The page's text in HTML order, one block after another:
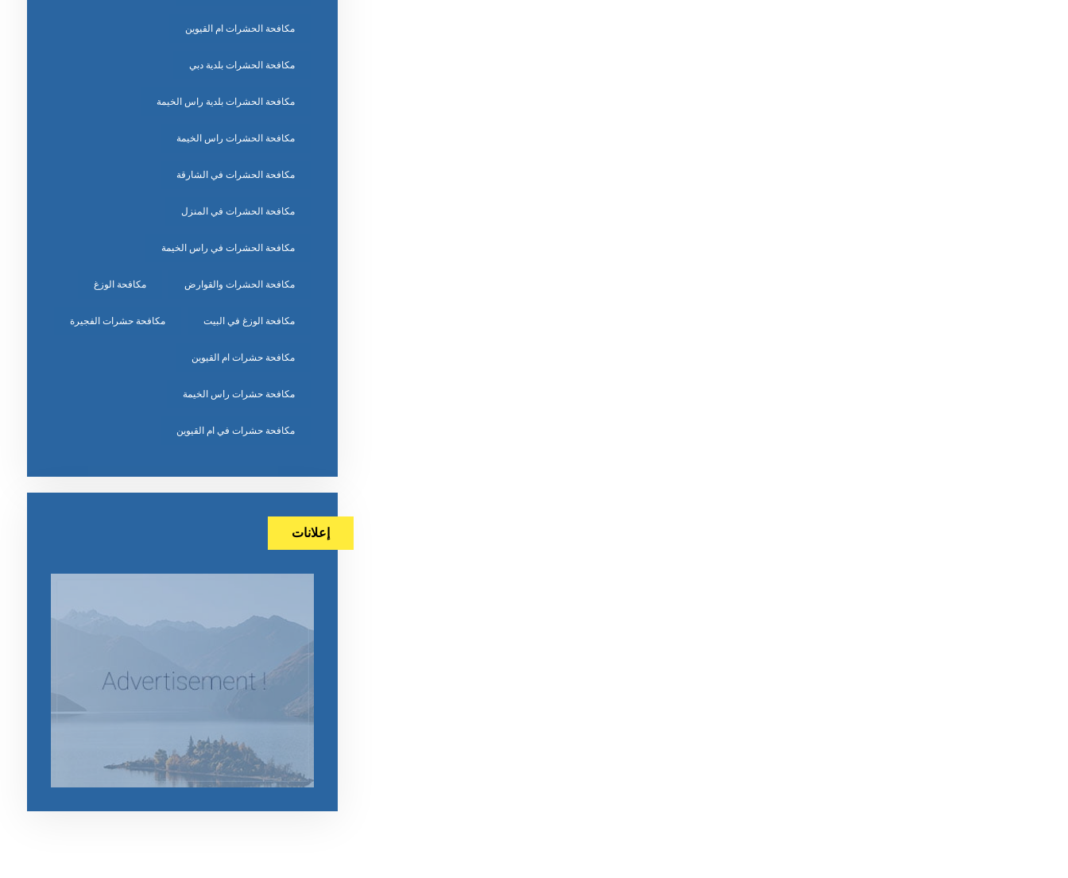
مكافحة الحشرات ام القيوين
مكافحة الحشرات بلدية دبي
مكافحة الحشرات بلدية راس الخيمة
مكافحة الحشرات راس الخيمة
مكافحة الحشرات في الشارقة
مكافحة الحشرات في المنزل
مكافحة الحشرات في راس الخيمة
مكافحة الحشرات والقوارض مكافحة الوزغ
مكافحة الوزغ في البيت مكافحة حشرات الفجيرة
مكافحة حشرات ام القيوين
مكافحة حشرات راس الخيمة
مكافحة حشرات في ام القيوين
إعلانات